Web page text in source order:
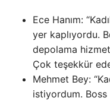
Ece Hanım:
yer kaplıyordu.
depolama
Çok teşekkür
Mehmet Bey:
istiyordum. Boss